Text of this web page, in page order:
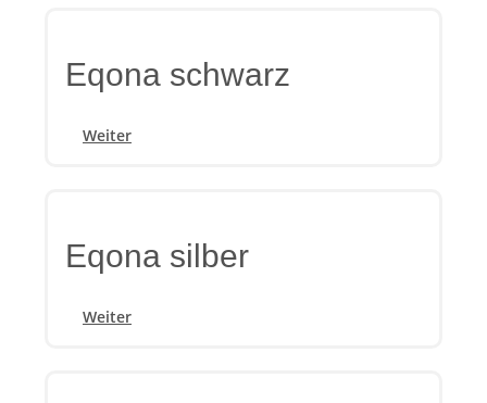
Eqona schwarz
Weiter
Eqona silber
Weiter